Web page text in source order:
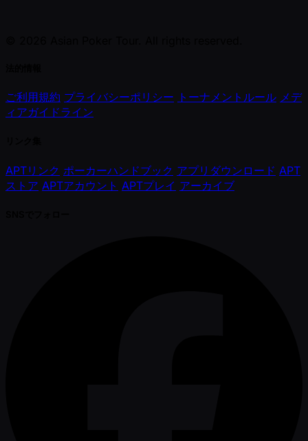
ご利用規約 プライバシーポリシー トーナメントルール メデ
ィアガイドライン
APTリンク ポーカーハンドブック アプリダウンロード APT
ストア APTアカウント APTプレイ アーカイブ